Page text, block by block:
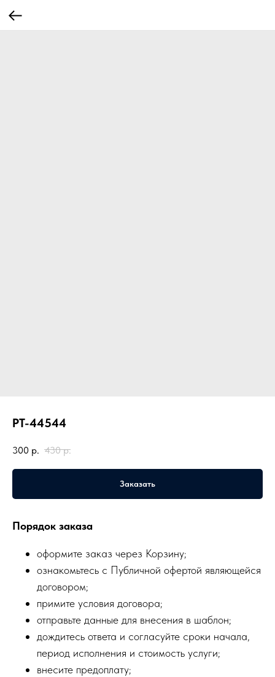
PT-44544
300 р. 430 р.
Заказать
Порядок заказа
оформите заказ через Корзину;
ознакомьтесь с Публичной офертой являющейся
договором;
примите условия договора;
отправьте данные для внесения в шаблон;
дождитесь ответа и согласуйте сроки начала,
период исполнения и стоимость услуги;
внесите предоплату;